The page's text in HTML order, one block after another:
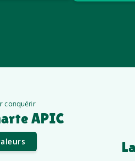
conquérir
APIC